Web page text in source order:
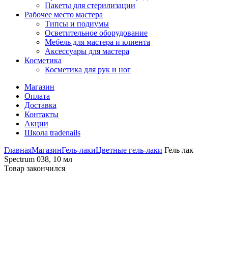
Пакеты для стерилизации
Рабочее место мастера
Типсы и подиумы
Осветительное оборудование
Мебель для мастера и клиента
Аксессуары для мастера
Косметика
Косметика для рук и ног
Магазин
Оплата
Доставка
Контакты
Акции
Школа tradenails
ГлавнаяМагазинГель-лакиЦветные гель-лаки Гель лак
Spectrum 038, 10 мл
Товар закончился